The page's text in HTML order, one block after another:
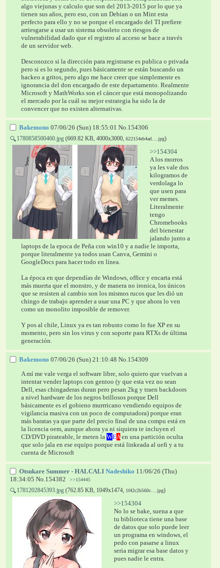
algo viejunas y calculo que son del 2013-2015 por lo que ya
tienen sus años, pero eso, con un Debian o un Mint esta
perfecto para ello y no se porque el encargado del TI prefiere
arriesgarse a usar un sistema obsoleto con riesgos de
vulnerabilidad dado que el registro al acceso se hace a través
de un servidor web.
Desconozco si la dirección para registrarse es publica o privada
pero si es lo segundo, pues básicamente se están buscando un
hackeo a gritos, pero algo me hace creer que simplemente es
ignorancia del don encargado de este departamento. Realmente
Microsoft y MathWorks son el cáncer que está monopolizando
el mercado por la cuál su mejor estrategia ha sido la de
convencer que no existen alternativas.
Bakemono 07/06/26 (Sun) 18:55:01 No. 154306
🔍 1780858500460.jpg (669.82 KB, 4000x3000, 622154eb4ad….jpg)
>>154304
A los morros
ya les vale dos
kilogramos de
verdolaga lo
que usen para
ver memes.
Literalmente
tengo
Chromebooks
del bienestar
jalando junto a
laptops de la epoca de Peña con win10 y a nadie le importa,
porque literalmente ya todos usan Canva, Gemini o
GoogleDocs para hacer todo en línea.
La época en que dependías de Windows, office y encarta está
más muerta que el monstro, y de manera no ironica, los únicos
que se resisten al cambio son los mismos rucos que les dió un
chingo de trabajo aprender a usar una PC y que ahora lo ven
como un monolito imposible de remover.
Y pos al chile, Linux ya es tan robusto como lo fue XP en su
momento, pero sin los virus y con soporte para RTXs de última
generación.
Bakemono 07/06/26 (Sun) 21:10:48 No. 154309
A mí me vale verga el software libre, solo quiero que vuelvan a
intentar vender laptops con gentoo (y que esta vez no sean
Dell, esas chingaderas duran pero pesan 2kg y traen backdoors
a nivel hardware de los negros brillosos porque Dell
básicamente es el gobieno murrricano vendiendo equipos de
vigilancia masiva con un poco de computadora) porque eran
más baratas ya que parte del precio final de una compu está en
la licencia oem, aunque ahora ya ni siquiera te incluyen el
CD/DVD pirateable, le meten la WEA en una partición oculta
que solo jala en ese equipo porque está linkeada al uefi y a tu
cuenta de Microsoft
Otsukare Summer - HALCALI Nadeshiko 11/06/26 (Thu)
18:34:05 No. 154382 >>154445
🔍 1781202845393.jpg (762.85 KB, 1049x1474, 1f42c2b560c….jpg)
>>154304
No lo se bake, suena a que
tu biblioteca tiene una base
de datos que solo puede leer
un programa en windows, el
pedo con pasarse a linux
seria migrar esa base datos y
pues nadie le entra.